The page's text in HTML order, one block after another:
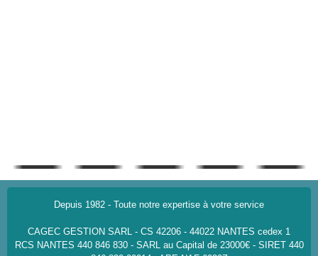
Depuis 1982 - Toute notre expertise à votre service
CAGEC GESTION SARL - CS 42206 - 44022 NANTES cedex 1
RCS NANTES 440 846 830 - SARL au Capital de 23000€ - SIRET 440